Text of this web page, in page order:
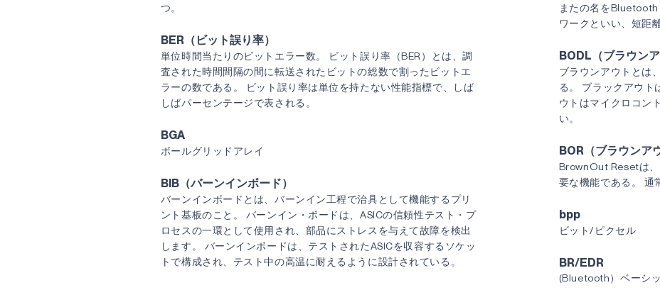
つ。
BER（ビット誤り率）
単位時間当たりのビットエラー数。 ビット誤り率（BER）とは、調
査された時間間隔の間に転送されたビットの総数で割ったビットエ
ラーの数である。 ビット誤り率は単位を持たない性能指標で、しば
しばパーセンテージで表される。
BGA
ボールグリッドアレイ
BIB（バーンインボード）
バーンインボードとは、バーンイン工程で治具として機能するプリ
ント基板のこと。 バーンイン・ボードは、ASICの信頼性テスト・プ
ロセスの一環として使用され、部品にストレスを与えて故障を検出
します。 バーンインボードは、テストされたASICを収容するソケッ
トで構成され、テスト中の高温に耐えるように設計されている。
またの名を
ワークといい、短距
BODL（ブラウン
ブラウンアウトとは
る。 ブラックアウト
ウトはマイクロコン
い。
BOR（ブラウンア
BrownOut Resetは
要な機能である。 通
bpp
ビット/ピクセル
BR/EDR
(Bluetooth）ベーシ